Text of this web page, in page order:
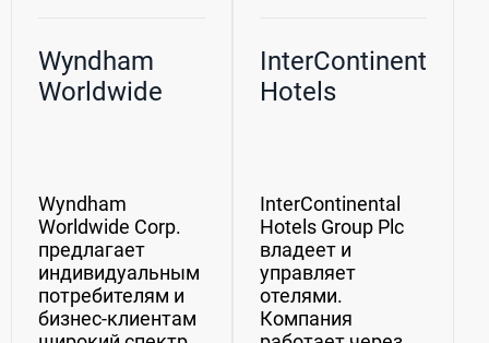
Wyndham
Worldwide
Wyndham
Worldwide Corp.
предлагает
индивидуальным
потребителям и
бизнес-клиентам
InterContinental
Hotels
InterContinental
Hotels Group Plc
владеет и
управляет
отелями.
Компания